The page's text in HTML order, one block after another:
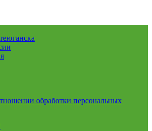
обработки персональных